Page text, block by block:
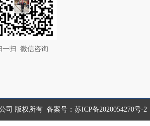
一扫 微信咨询
司 版权所有 备案号： 苏ICP备2020054270号-2